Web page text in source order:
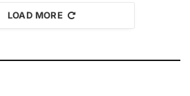
LOAD MORE